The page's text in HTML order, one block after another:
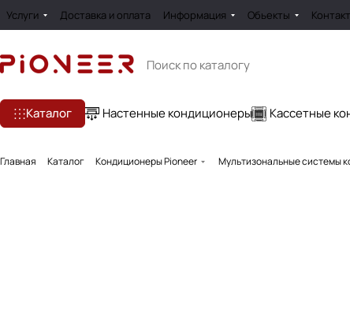
Услуги Доставка и оплата Информация Обьекты
Каталог Настенные кондиционеры Кассетные
Главная Каталог Кондиционеры Pioneer Мультизональные системы